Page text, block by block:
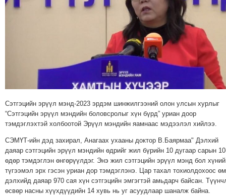
МЭДЭЭ
ҮЙЛДВЭРИЙН
ЭРГЭН
ТОЙРОНД
ХАВРЫН
ЧУУЛГАНЫ
ЭРГЭН
ТОЙРОНД
"ОУВС"-
ИЙН
Сэтгэцийн эрүүл мэнд-2023 эрдэм шинжилгээний олон улсын хурлыг
“Сэтгэцийн эрүүл мэндийн боловсролыг хүн бүрд” уриан доор
тэмдэглэхтэй холбоотой Эрүүл мэндийн яамнаас мэдээлэл хийлээ.
СЭМҮТ-ийн дэд захирал, Анагаах ухааны доктор В.Баярмаа" Дэлхий
даяар сэтгэцийн эрүүл мэндийн өдрийг жил бүрийн 10 дугаар сарын
өдөр тэмдэглэн өнгөрүүлдэг. Энэ жил сэтгэцийн эрүүл мэнд бол хүний
түгээмэл эрх гэсэн уриан дор тэмдэглэнэ. Цар тахал тохиолдохоос
дэлхийд даяар 970 сая хүн сэтгэцийн эмгэгтэй амьдарч байсан.
өсвөр насны хүүхдүүдийн 14 хувь нь уг асуудлаар шаналж байна.